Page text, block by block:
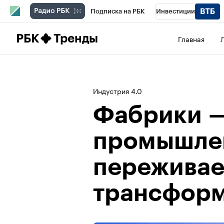
Подписка на РБК Инвестиции
РБК Тренды Главная
Индустрия 4.0
Фабрики